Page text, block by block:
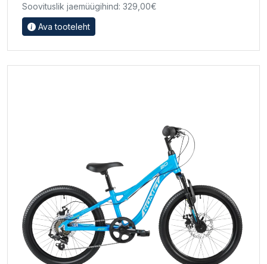
Soovituslik jaemüügihind: 329,00€
Ava tooteleht